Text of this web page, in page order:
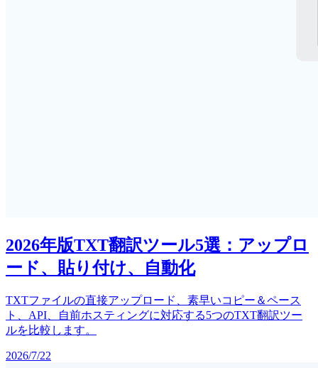
2026年版TXT翻訳ツール5選：アップロ
ード、貼り付け、自動化
TXTファイルの直接アップロード、素早いコピー＆ペース
ト、API、自前ホスティングに対応する5つのTXT翻訳ツー
ルを比較します。
2026/7/22